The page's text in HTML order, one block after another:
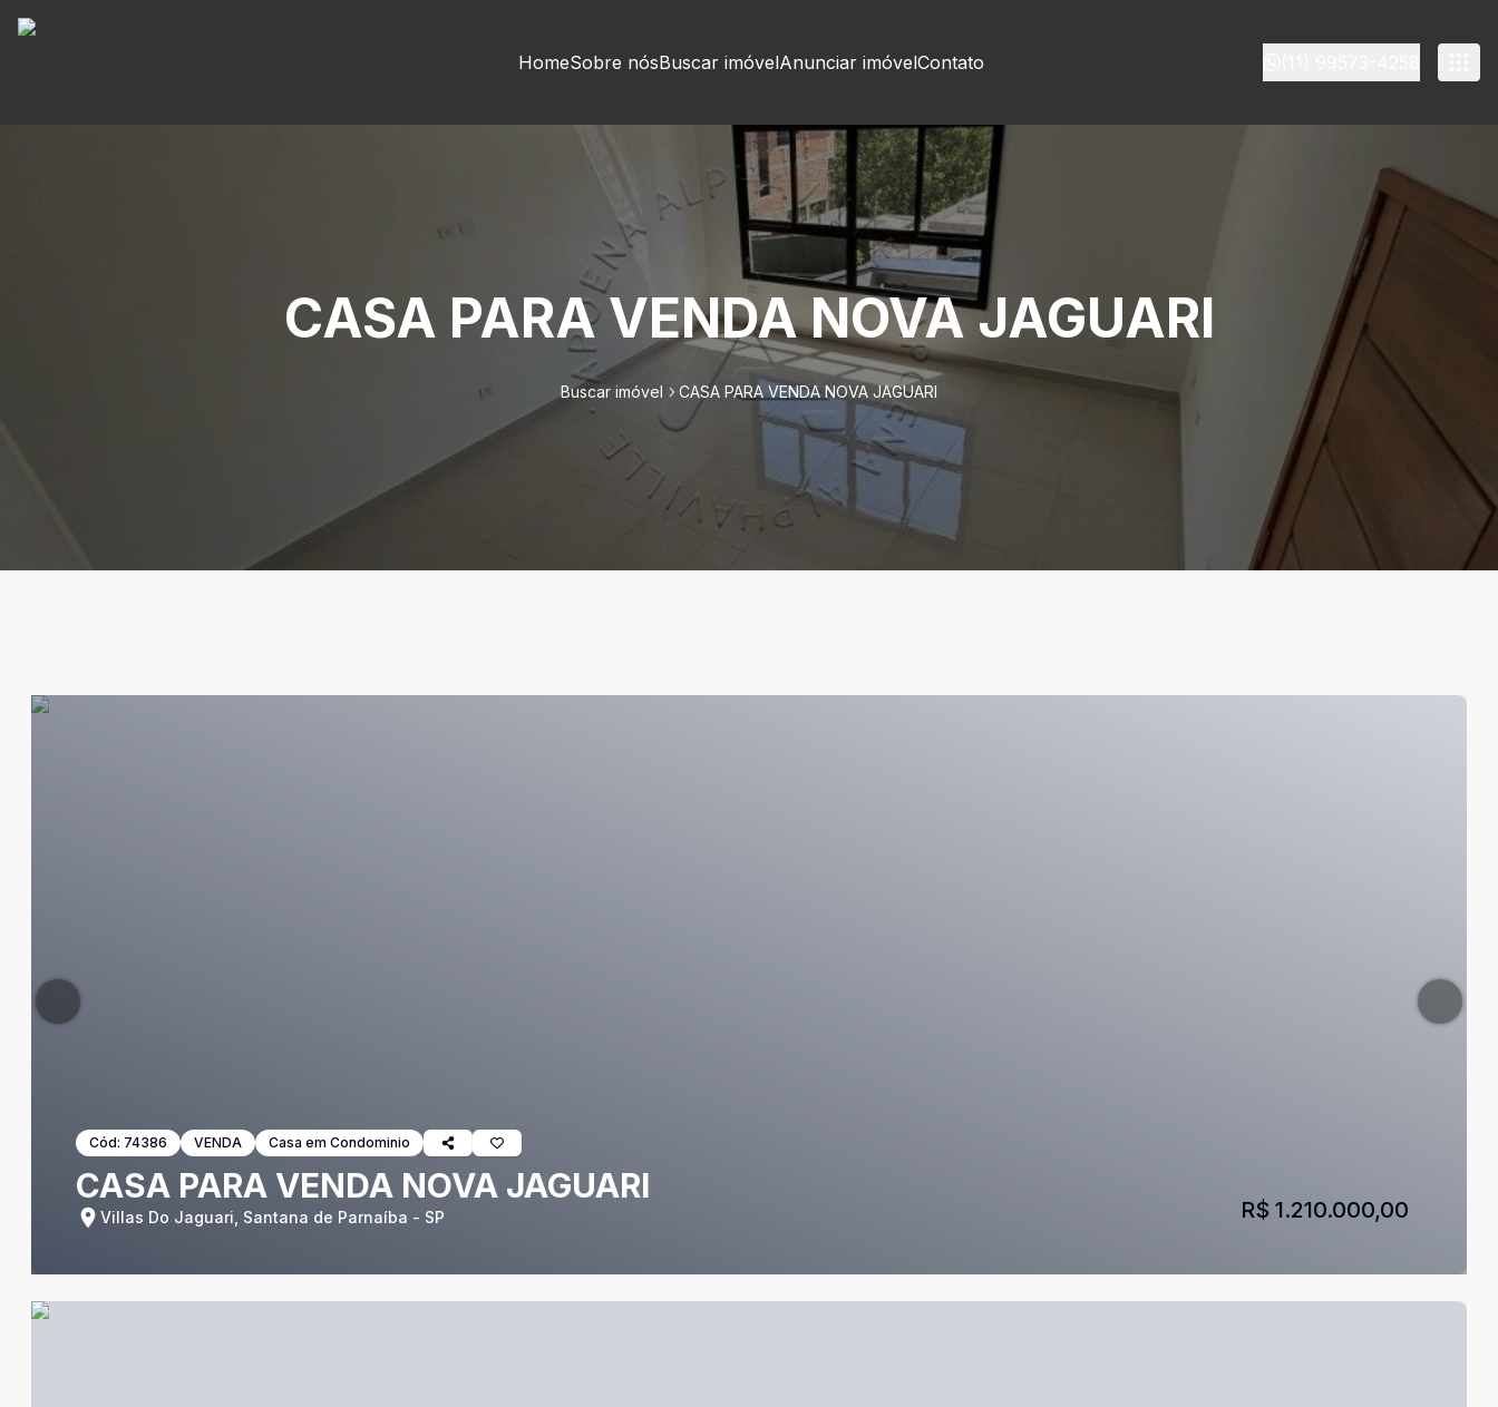
HomeSobre nósBuscar imóvelAnunciar imóvelContato
CASA PARA VENDA NOVA JAGUARI
Buscar imóvel CASA PARA VENDA NOVA JAGUARI
Cód: 74386 VENDA Casa em Condominio
CASA PARA VENDA NOVA JAGUARI
Villas Do Jaguari, Santana de Parnaíba - SP R$ 1.210.000,00